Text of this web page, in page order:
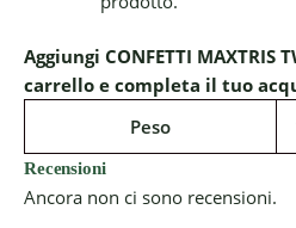
Aggiungi CONFETTI MAXTRIS
carrello e completa il tuo
Peso
Recensioni
Ancora non ci sono recensioni.